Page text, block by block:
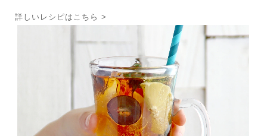
詳しいレシピはこちら >